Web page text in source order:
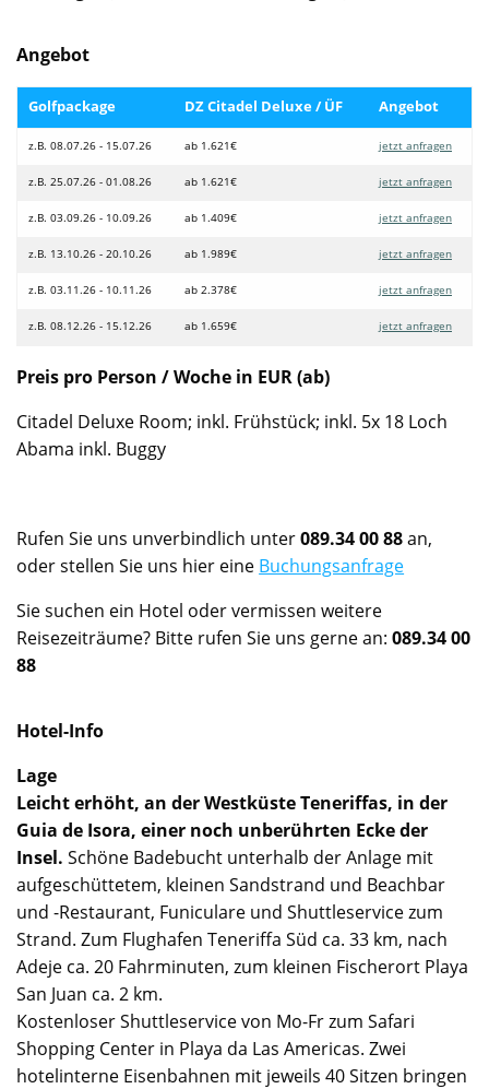
Angebot
Golfpackage DZ Citadel Deluxe / ÜF Angebot
z.B. 08.07.26 - 15.07.26 ab 1.621€ jetzt anfragen
z.B. 25.07.26 - 01.08.26 ab 1.621€ jetzt anfragen
z.B. 03.09.26 - 10.09.26 ab 1.409€ jetzt anfragen
z.B. 13.10.26 - 20.10.26 ab 1.989€ jetzt anfragen
z.B. 03.11.26 - 10.11.26 ab 2.378€ jetzt anfragen
z.B. 08.12.26 - 15.12.26 ab 1.659€ jetzt anfragen
Preis pro Person / Woche in EUR (ab)
Citadel Deluxe Room; inkl. Frühstück; inkl. 5x 18 Loch
Abama inkl. Buggy
Rufen Sie uns unverbindlich unter089.34 00 88an,
oder stellen Sie uns hier eine Buchungsanfrage
Sie suchen ein Hotel oder vermissen weitere
Reisezeiträume? Bitte rufen Sie uns gerne an:089.34 00
88
Hotel-Info
Lage
Leicht erhöht, an der Westküste Teneriffas, in der
Guia de Isora, einer noch unberührten Ecke der
Insel. Schöne Badebucht unterhalb der Anlage mit
aufgeschüttetem, kleinen Sandstrand und Beachbar
und -Restaurant, Funiculare und Shuttleservice zum
Strand. Zum Flughafen Teneriffa Süd ca. 33 km, nach
Adeje ca. 20 Fahrminuten, zum kleinen Fischerort Playa
San Juan ca. 2 km.
Kostenloser Shuttleservice von Mo-Fr zum Safari
Shopping Center in Playa da Las Americas. Zwei
hotelinterne Eisenbahnen mit jeweils 40 Sitzen bringen